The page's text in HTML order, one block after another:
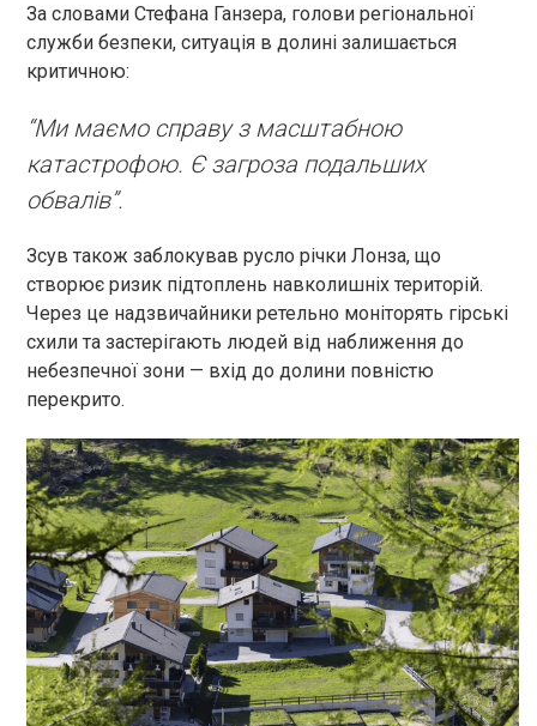
За словами Стефана Ганзера, голови регіональної
служби безпеки, ситуація в долині залишається
критичною:
“Ми маємо справу з масштабною
катастрофою. Є загроза подальших
обвалів”.
Зсув також заблокував русло річки Лонза, що
створює ризик підтоплень навколишніх територій.
Через це надзвичайники ретельно моніторять гірські
схили та застерігають людей від наближення до
небезпечної зони — вхід до долини повністю
перекрито.